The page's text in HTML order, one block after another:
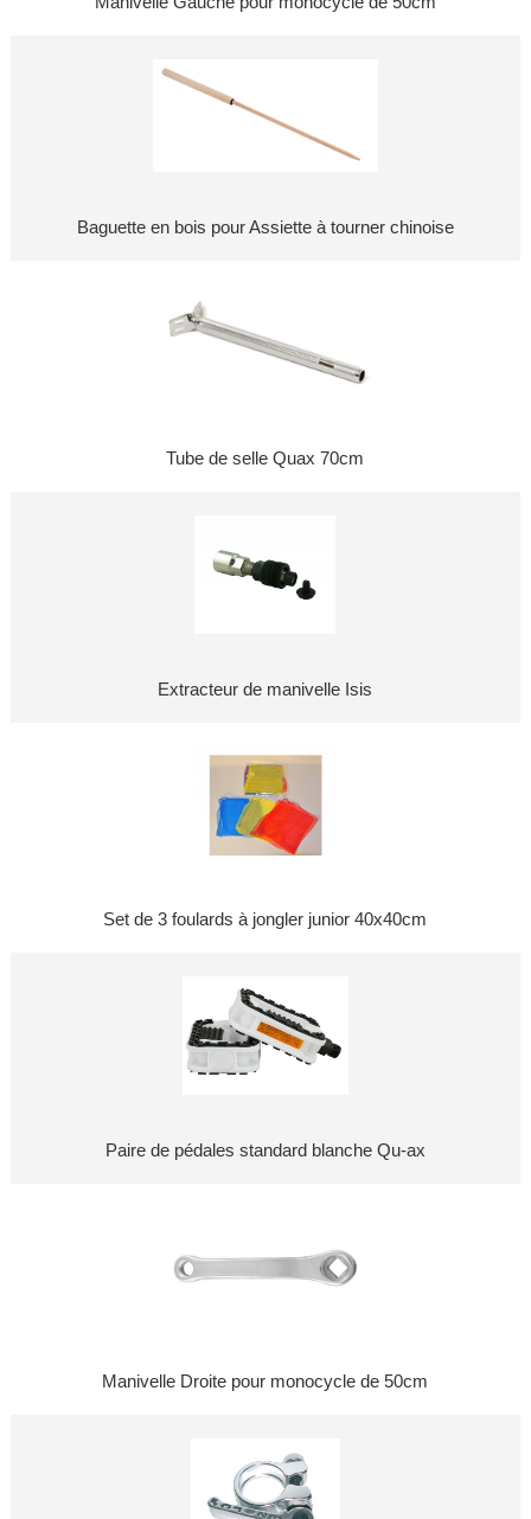
Baguette en bois pour Assiette à tourner chinoise
Tube de selle Quax 70cm
Extracteur de manivelle Isis
Set de 3 foulards à jongler junior 40x40cm
Paire de pédales standard blanche Qu-ax
Manivelle Droite pour monocycle de 50cm